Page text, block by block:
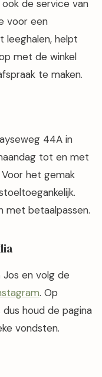
de service van
voor een
leeghalen, helpt
met de winkel
te maken.
44A in
tot en met
het gemak
met betaalpassen.
Jos en volg de
. Op
houd de pagina
vondsten.